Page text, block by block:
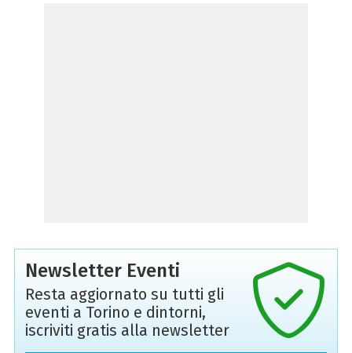
Newsletter Eventi
Resta aggiornato su tutti gli
eventi a Torino e dintorni,
iscriviti gratis alla newsletter